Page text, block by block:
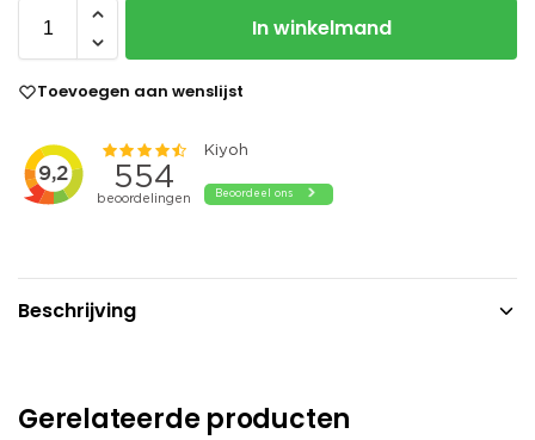
In winkelmand
Toevoegen aan wenslijst
Beschrijving
Gerelateerde producten